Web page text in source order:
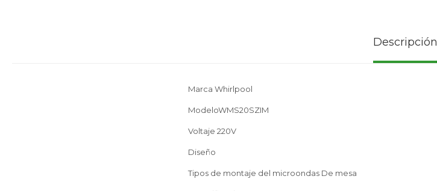
Descripción
Marca Whirlpool
ModeloWMS20SZIM
Voltaje 220V
Diseño
Tipos de montaje del microondas De mesa